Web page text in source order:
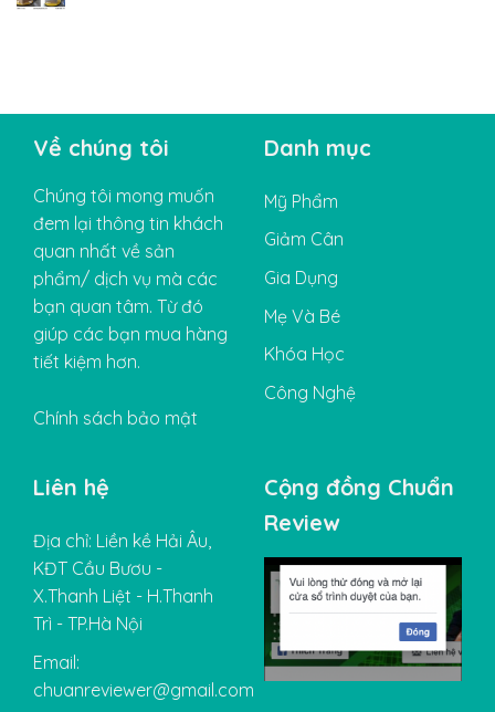
Về chúng tôi
Chúng tôi mong muốn
đem lại thông tin khách
quan nhất về sản
phẩm/ dịch vụ mà các
bạn quan tâm. Từ đó
giúp các bạn mua hàng
tiết kiệm hơn.
Chính sách bảo mật
Danh mục
Mỹ Phẩm
Giảm Cân
Gia Dụng
Mẹ Và Bé
Khóa Học
Công Nghệ
Liên hệ
Địa chỉ: Liền kề Hải Âu,
KĐT Cầu Bươu -
X.Thanh Liệt - H.Thanh
Trì - TP.Hà Nội
Email:
chuanreviewer@gmail.com
Cộng đồng Chuẩn
Review